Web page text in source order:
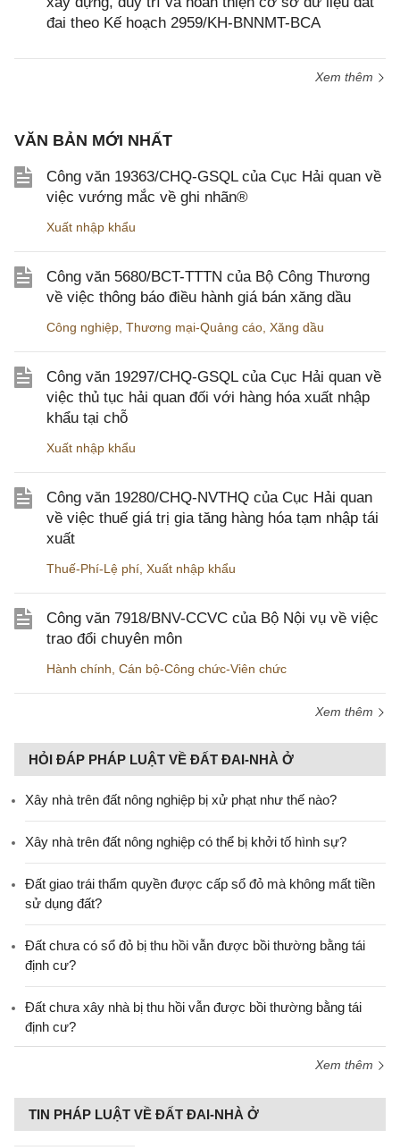
đai theo Kế hoạch 2959/KH-BNNMT-BCA
Xem thêm
VĂN BẢN MỚI NHẤT
Công văn 19363/CHQ-GSQL của Cục Hải quan về
việc vướng mắc về ghi nhãn®
Xuất nhập khẩu
Công văn 5680/BCT-TTTN của Bộ Công Thương
về việc thông báo điều hành giá bán xăng dầu
Công nghiệp Thương mại-Quảng cáo Xăng dầu
Công văn 19297/CHQ-GSQL của Cục Hải quan về
việc thủ tục hải quan đối với hàng hóa xuất nhập
khẩu tại chỗ
Xuất nhập khẩu
Công văn 19280/CHQ-NVTHQ của Cục Hải quan
về việc thuế giá trị gia tăng hàng hóa tạm nhập tái
xuất
Thuế-Phí-Lệ phí Xuất nhập khẩu
Công văn 7918/BNV-CCVC của Bộ Nội vụ về việc
trao đổi chuyên môn
Hành chính Cán bộ-Công chức-Viên chức
Xem thêm
HỎI ĐÁP PHÁP LUẬT VỀ ĐẤT ĐAI-NHÀ Ở
Xây nhà trên đất nông nghiệp bị xử phạt như thế nào?
Xây nhà trên đất nông nghiệp có thể bị khởi tố hình sự?
Đất giao trái thẩm quyền được cấp sổ đỏ mà không mất tiền
sử dụng đất?
Đất chưa có sổ đỏ bị thu hồi vẫn được bồi thường bằng tái
định cư?
Đất chưa xây nhà bị thu hồi vẫn được bồi thường bằng tái
định cư?
Xem thêm
TIN PHÁP LUẬT VỀ ĐẤT ĐAI-NHÀ Ở